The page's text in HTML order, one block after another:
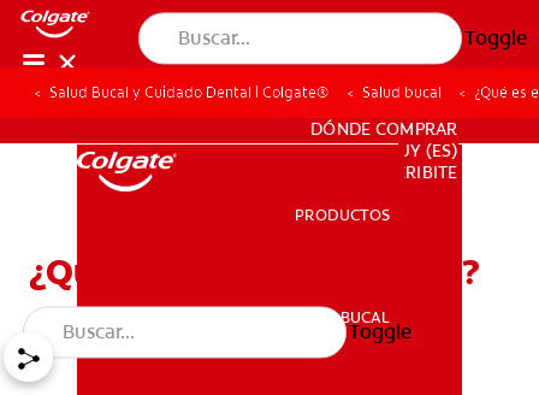
Toggle
SALUD BUCAL
PARA PROFESIONALES
DÓNDE COMPRAR
UY (ES)
SUSCRIBITE
PRODUCTOS
SALUD BUCAL
Toggle
Salud Bucal y Cuidado Dental | Colgate® Salud bucal ¿Qué es
¿Qué es el esmalte dental?